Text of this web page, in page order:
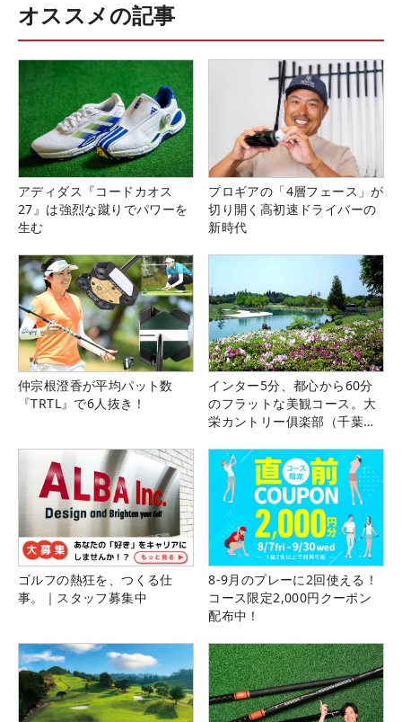
オススメの記事
アディダス『コードカオス
27』は強烈な蹴りでパワーを
生む
プロギアの「4層フェース」が
切り開く高初速ドライバーの
新時代
仲宗根澄香が平均パット数
『TRTL』で6人抜き！
インター5分、都心から60分
のフラットな美観コース。大
栄カントリー俱楽部（千葉
ゴルフの熱狂を、つくる仕
事。｜スタッフ募集中
8-9月のプレーに2回使える！
コース限定2,000円クーポン
配布中！